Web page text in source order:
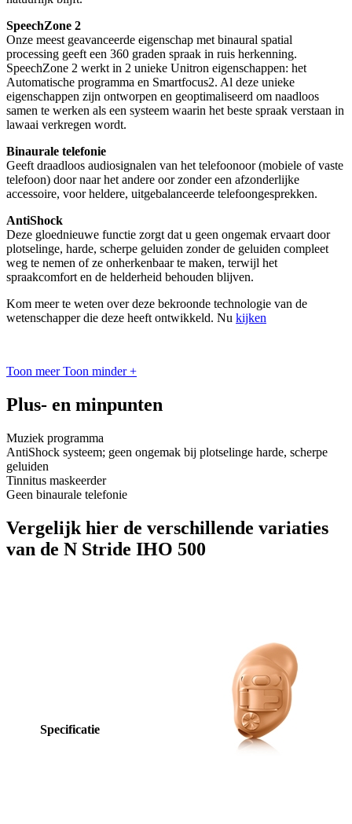
SpeechZone 2
Onze meest geavanceerde eigenschap met binaural spatial
processing geeft een 360 graden spraak in ruis herkenning.
SpeechZone 2 werkt in 2 unieke Unitron eigenschappen: het
Automatische programma en Smartfocus2. Al deze unieke
eigenschappen zijn ontworpen en geoptimaliseerd om naadloos
samen te werken als een systeem waarin het beste spraak verstaan in
lawaai verkregen wordt.
Binaurale telefonie
Geeft draadloos audiosignalen van het telefoonoor (mobiele of vaste
telefoon) door naar het andere oor zonder een afzonderlijke
accessoire, voor heldere, uitgebalanceerde telefoongesprekken.
AntiShock
Deze gloednieuwe functie zorgt dat u geen ongemak ervaart door
plotselinge, harde, scherpe geluiden zonder de geluiden compleet
weg te nemen of ze onherkenbaar te maken, terwijl het
spraakcomfort en de helderheid behouden blijven.
Kom meer te weten over deze bekroonde technologie van de
wetenschapper die deze heeft ontwikkeld. Nu kijken
Toon meer Toon minder +
Plus- en minpunten
Muziek programma
AntiShock systeem; geen ongemak bij plotselinge harde, scherpe
geluiden
Tinnitus maskeerder
Geen binaurale telefonie
Vergelijk hier de verschillende variaties
van de N Stride IHO 500
Specificatie